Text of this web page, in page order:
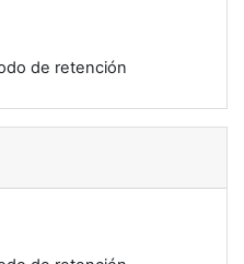
de retención